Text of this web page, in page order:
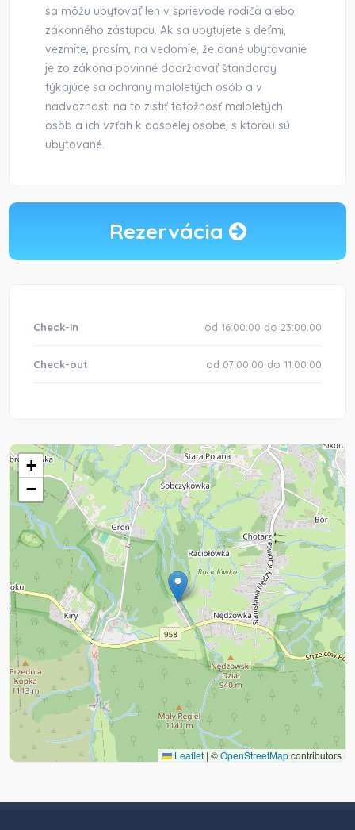
sa môžu ubytovať len v sprievode rodiča alebo
zákonného zástupcu. Ak sa ubytujete s deťmi,
vezmite, prosím, na vedomie, že dané ubytovanie
je zo zákona povinné dodržiavať štandardy
týkajúce sa ochrany maloletých osôb a v
nadväznosti na to zistiť totožnosť maloletých
osôb a ich vzťah k dospelej osobe, s ktorou sú
ubytované.
Rezervácia
Check-in od 16:00:00 do 23:00:00
Check-out od 07:00:00 do 11:00:00
+
−
Leaflet | ©OpenStreetMapcontributors